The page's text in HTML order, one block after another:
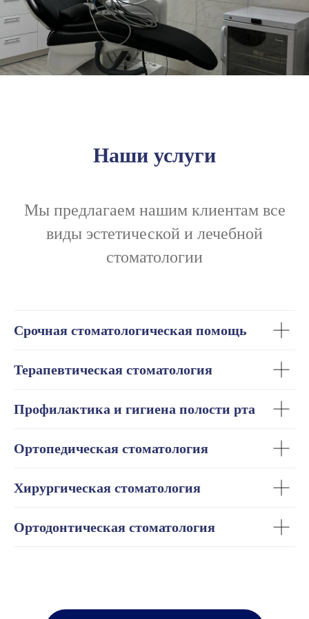
Наши услуги
Мы предлагаем нашим клиентам все
виды эстетической и лечебной
стоматологии
Срочная стоматологическая помощь
Терапевтическая стоматология
Профилактика и гигиена полости рта
Ортопедическая стоматология
Хирургическая стоматология
Ортодонтическая стоматология